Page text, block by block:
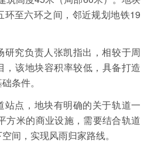
至六环之间，邻近规划地铁19
研究负责人张凯指出，相较于周
，该地块容积率较低，具备打造
条件。
站点，地块有明确的关于轨道一
方米的商业设施，需要结合轨道
间，实现风雨归家路线。